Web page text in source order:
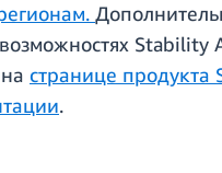
Stability
странице продукта
.